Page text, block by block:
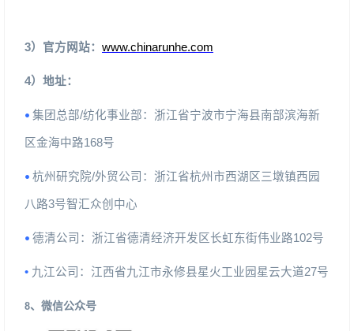
3）官方网站： www.chinarunhe.com
4）地址：
• 集团总部/纺化事业部：浙江省宁波市宁海县南部滨海新
区金海中路168号
• 杭州研究院/外贸公司：浙江省杭州市西湖区三墩镇西园
八路3号智汇众创中心
• 德清公司：浙江省德清经济开发区长虹东街伟业路102号
• 九江公司：江西省九江市永修县星火工业园星云大道27号
8、 微信公众号